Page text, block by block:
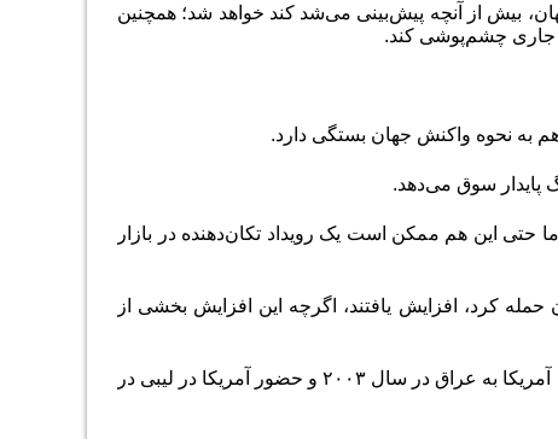
بیش از آنچه پیش‌بینی می‌‌‌شد کند خواهد شد؛ همچنین
‌جاری چشم‌‌‌پوشی کند.
به نحوه واکنش جهان بستگی دارد.
پایدار سوق می‌دهد.
حتی این هم ممکن است یک رویداد تکان‌‌‌دهنده در بازار
بازارها زمانی که ایالات متحده در سال ۲۰۰۱ به افغانستان حمله کرد، افزایش یافتند، اگرچه این افزایش بخشی از
همچنین داده‌‌‌های شاخص اس‌‌‌اندپی۵۰۰ نشان می‌دهند که ارزش بازار سهام پس از حمله آمریکا به عراق در سال ۲۰۰۳ و حضور آمریکا در لیبی در